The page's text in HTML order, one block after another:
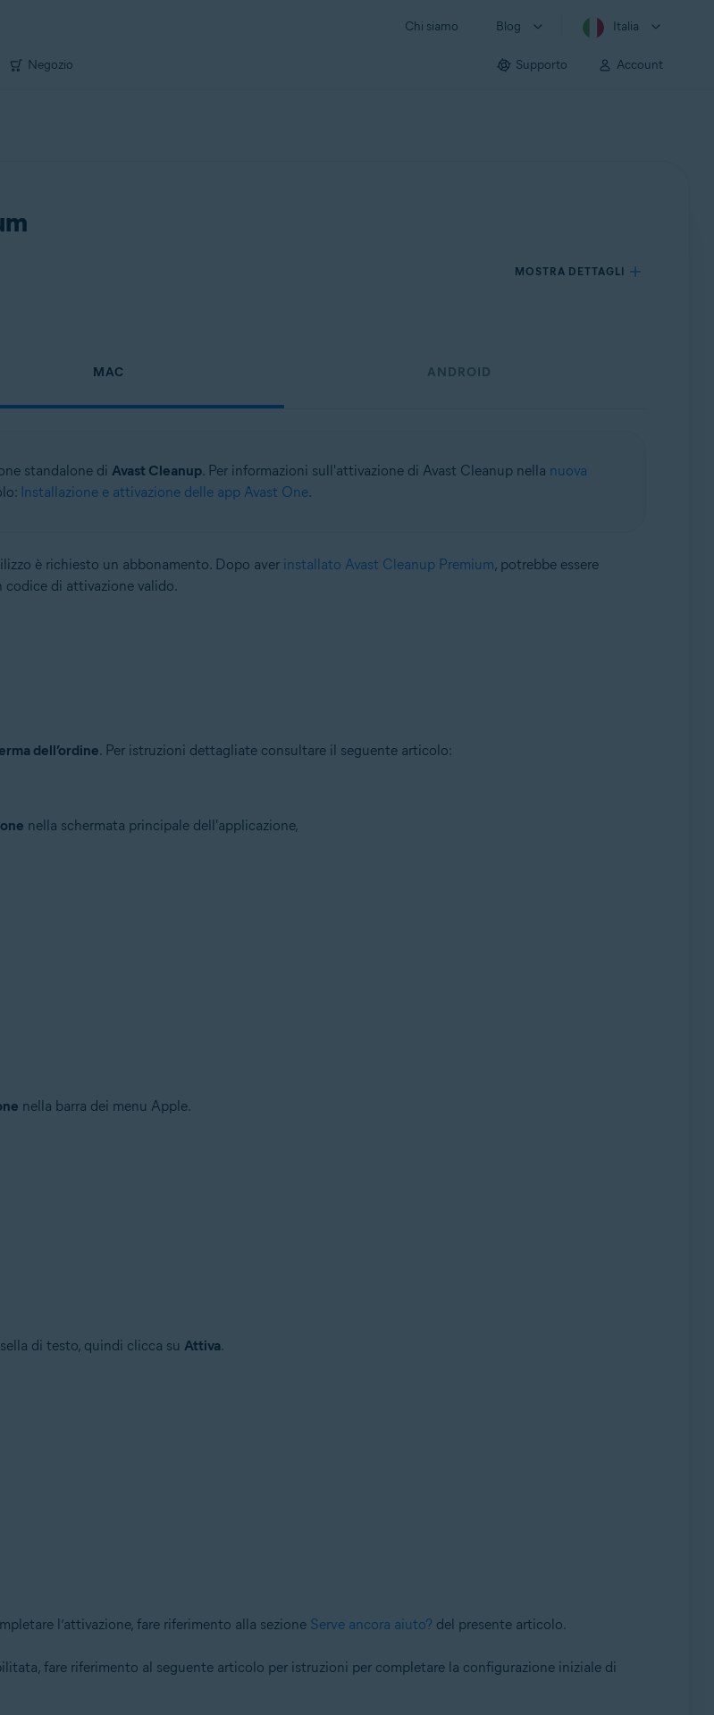
Chi siamo Blog Italia
Negozio Supporto Account
MOSTRA DETTAGLI
MAC ANDROID
standalone di Avast Cleanup. Per informazioni sull'attivazione di Avast Cleanup nella nuova
Installazione e attivazione delle app Avast One.
è richiesto un abbonamento. Dopo aver installato Avast Cleanup Premium, potrebbe essere
codice di attivazione valido.
dell’ordine. Per istruzioni dettagliate consultare il seguente articolo:
nella schermata principale dell'applicazione,
nella barra dei menu Apple.
di testo, quindi clicca su Attiva.
l’attivazione, fare riferimento alla sezione Serve ancora aiuto? del presente articolo.
fare riferimento al seguente articolo per istruzioni per completare la configurazione iniziale di